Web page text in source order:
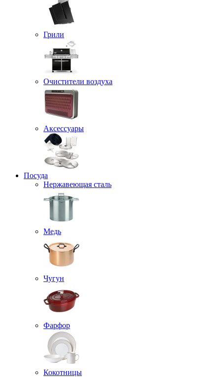
Грили
Очистители воздуха
Аксессуары
Посуда
Нержавеющая сталь
Медь
Чугун
Фарфор
Кокотницы